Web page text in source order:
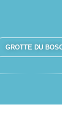
GROTTE DU